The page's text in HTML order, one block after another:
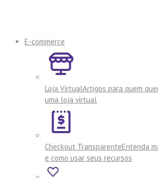
E-commerce
Loja VirtualArtigos para quem
uma loja virtual
Checkout TransparenteEntenda
e como usar seus recursos